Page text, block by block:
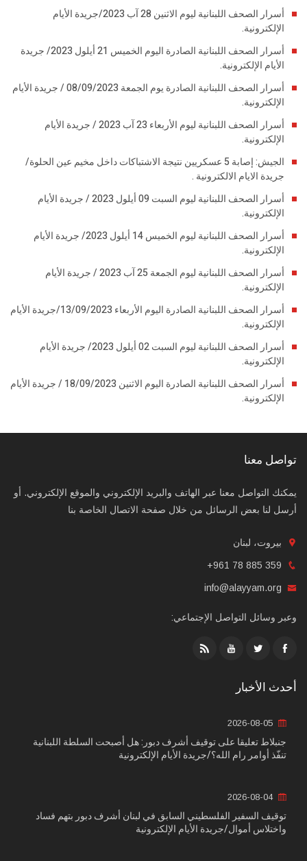
أسرار الصحف اللبنانية ليوم الاثنين 28 آب 2023/جريدة الأيام
الإلكترونية.
أسرار الصحف اللبنانية الصادرة اليوم الخميس 21 أيلول 2023/ جريدة
الأيام الإلكترونية.
أسرار الصحف اللبنانية الصادرة يوم الجمعة 08/09/2023 / جريدة الأيام
الإلكترونية.
أسرار الصحف اللبنانية ليوم الأربعاء 23 آب 2023 / جريدة الأيام
الإلكترونية.
الجيش: إصابة 5 عسكريين نتيجة الاشتباكات داخل مخيم عين الحلوة/
جريدة الايام الالكترونية .
أسرار الصحف اللبنانية ليوم السبت 09 أيلول 2023 / جريدة الأيام
الإلكترونية.
أسرار الصحف اللبنانية ليوم الخميس 14 أيلول 2023/ جريدة الأيام
الإلكترونية.
أسرار الصحف اللبنانية ليوم الجمعة 25 آب 2023 / جريدة الأيام
الإلكترونية.
أسرار الصحف اللبنانية الصادرة اليوم الأربعاء 13/09/2023/جريدة الأيام
الإلكترونية.
أسرار الصحف اللبنانية ليوم السبت 02 أيلول 2023/ جريدة الأيام
الإلكترونية.
أسرار الصحف اللبنانية الصادرة اليوم الاثنين 18/09/2023 / جريدة الأيام
الإلكترونية.
تواصل معنا
يمكنك التواصل معنا عبر الهاتف والبريد الإلكتروني والموقع الإلكتروني. أو
أرسل لنا بعض الرسائل من خلال صفحة الاتصال الخاصة بنا
بيروت، لبنان
+961 78 885 359
info@alayyam.org
وعبر وسائل التواصل الإجتماعي:
أحدث الأخبار
جنبلاط تعليقا على توقيف أشرف دبور: هل أصبحت السلطة اللبنانية
تنفّذ أوامر رام الله؟/جريدة الأيام الإلكترونية
2026-08-04
توقيف السفير الفلسطيني السابق في لبنان أشرف دبور بتهم فساد
واختلاس أموال/جريدة الأيام الإلكترونية